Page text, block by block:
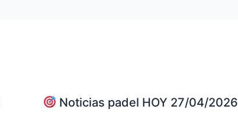
Noticias padel HOY 27/04/2026